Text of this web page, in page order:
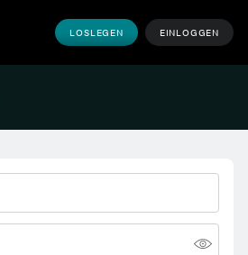
LOSLEGEN EINLOGGEN